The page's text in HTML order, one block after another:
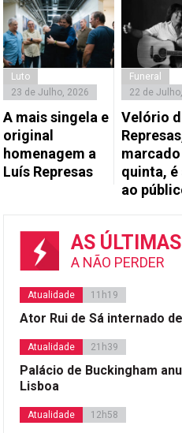
Luto
23 de Julho, 2026
A mais singela e
original
homenagem a
Luís Represas
Funeral
22 de
Velório
quinta, é
ao
AS ÚLTIMAS
A NÃO PERDER
Atualidade 11h19
Ator Rui de Sá internado
Atualidade 21h39
Palácio de Buckingham
Lisboa
Atualidade 12h58